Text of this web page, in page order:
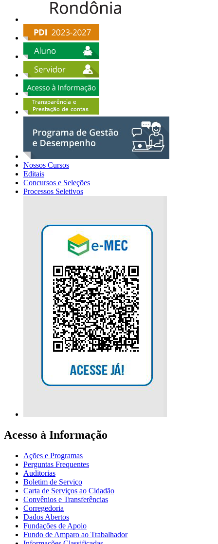
Nossos Cursos
Editais
Concursos e Seleções
Processos Seletivos
Acesso à Informação
Ações e Programas
Perguntas Frequentes
Auditorias
Boletim de Serviço
Carta de Serviços ao Cidadão
Convênios e Transferências
Corregedoria
Dados Abertos
Fundações de Apoio
Fundo de Amparo ao Trabalhador